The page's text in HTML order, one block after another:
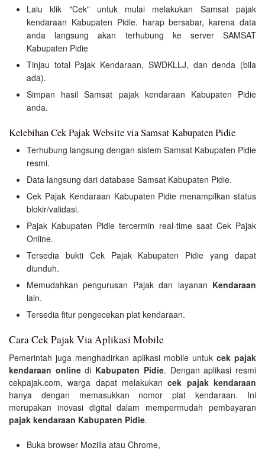
Lalu klik "Cek" untuk mulai melakukan Samsat pajak
kendaraan Kabupaten Pidie. harap bersabar, karena data
anda langsung akan terhubung ke server SAMSAT
Kabupaten Pidie
Tinjau total Pajak Kendaraan, SWDKLLJ, dan denda (bila
ada).
Simpan hasil Samsat pajak kendaraan Kabupaten Pidie
anda.
Kelebihan Cek Pajak Website via Samsat Kabupaten Pidie
Terhubung langsung dengan sistem Samsat Kabupaten Pidie
resmi.
Data langsung dari database Samsat Kabupaten Pidie.
Cek Pajak Kendaraan Kabupaten Pidie menampilkan status
blokir/validasi.
Pajak Kabupaten Pidie tercermin real-time saat Cek Pajak
Online.
Tersedia bukti Cek Pajak Kabupaten Pidie yang dapat
diunduh.
Memudahkan pengurusan Pajak dan layanan Kendaraan
lain.
Tersedia fitur pengecekan plat kendaraan.
Cara Cek Pajak Via Aplikasi Mobile
Pemerintah juga menghadirkan aplikasi mobile untuk cek pajak
kendaraan onlinedi Kabupaten Pidie. Dengan aplikasi resmi
cekpajak.com, warga dapat melakukancek pajak kendaraan
hanya dengan memasukkan nomor plat kendaraan. Ini
merupakan inovasi digital dalam mempermudah pembayaran
pajak kendaraan Kabupaten Pidie.
Buka browser Mozilla atau Chrome,